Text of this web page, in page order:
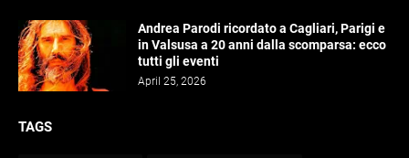
Andrea Parodi ricordato a Cagliari, Parigi e
in Valsusa a 20 anni dalla scomparsa: ecco
tutti gli eventi
April 25, 2026
TAGS